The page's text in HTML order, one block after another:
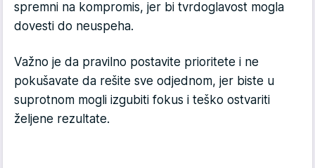
spremni na kompromis, jer bi tvrdoglavost mogla
dovesti do neuspeha.
Važno je da pravilno postavite prioritete i ne
pokušavate da rešite sve odjednom, jer biste u
suprotnom mogli izgubiti fokus i teško ostvariti
željene rezultate.